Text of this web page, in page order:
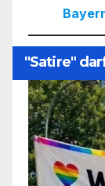
"Satire"